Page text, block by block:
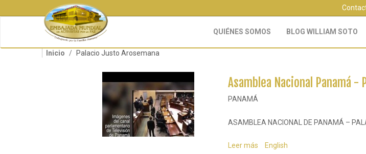
QUIÉNES SOMOS BLOG WILLIAM SOTO
Inicio Palacio Justo Arosemana
Asamblea Nacional Panamá -
PANAMÁ
ASAMBLEA NACIONAL DE PANAMÁ –
Leer más sobre
English